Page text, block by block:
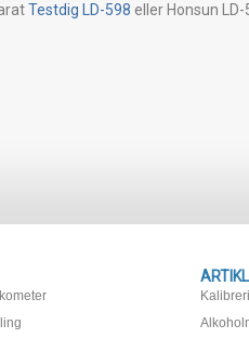
Testdig LD-598 eller Honsun